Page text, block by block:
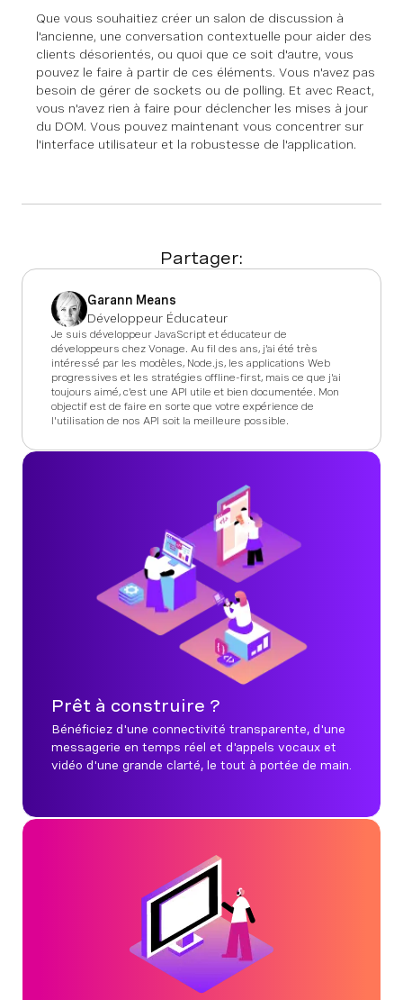
Que vous souhaitiez créer un salon de discussion à
l'ancienne, une conversation contextuelle pour aider des
clients désorientés, ou quoi que ce soit d'autre, vous
pouvez le faire à partir de ces éléments. Vous n'avez pas
besoin de gérer de sockets ou de polling. Et avec React,
vous n'avez rien à faire pour déclencher les mises à jour
du DOM. Vous pouvez maintenant vous concentrer sur
l'interface utilisateur et la robustesse de l'application.
Partager:
Garann Means
Développeur Éducateur
Je suis développeur JavaScript et éducateur de
développeurs chez Vonage. Au fil des ans, j'ai été très
intéressé par les modèles, Node.js, les applications Web
progressives et les stratégies offline-first, mais ce que j'ai
toujours aimé, c'est une API utile et bien documentée. Mon
objectif est de faire en sorte que votre expérience de
l'utilisation de nos API soit la meilleure possible.
Prêt à construire ?
Bénéficiez d'une connectivité transparente, d'une
messagerie en temps réel et d'appels vocaux et
vidéo d'une grande clarté, le tout à portée de main.